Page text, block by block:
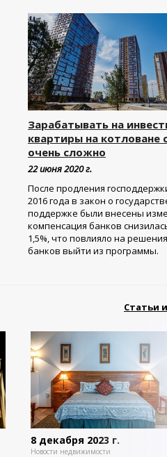
Зарабатывать на
квартиры на котловане
очень сложно
22 июня 2020 г.
После продления
2016 года в закон о
поддержке были внесены
компенсация банков
1,5%, что повлияло на
банков выйти из программы.
Статьи
8 декабря 2023 г.
Новости недвижимости